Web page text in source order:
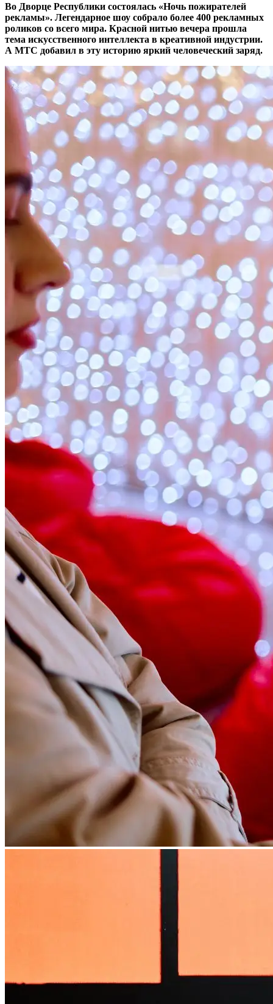
Во Дворце Республики состоялась «Ночь пожирателей
рекламы». Легендарное шоу собрало более 400 рекламных
роликов со всего мира. Красной нитью вечера прошла
тема искусственного интеллекта в креативной индустрии.
А МТС добавил в эту историю яркий человеческий заряд.